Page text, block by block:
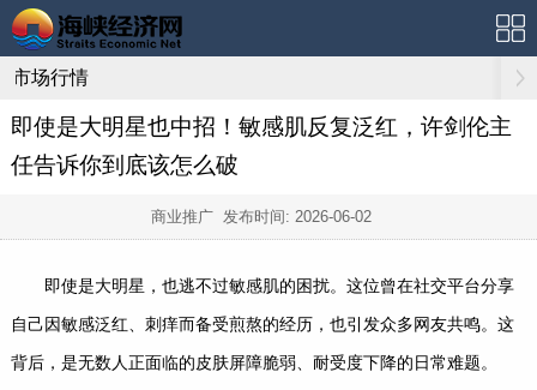
市场行情
即使是大明星也中招！敏感肌反复泛红，许剑伦主
任告诉你到底该怎么破
商业推广 发布时间: 2026-06-02
即使是大明星，也逃不过敏感肌的困扰。这位曾在社交平台分享
自己因敏感泛红、刺痒而备受煎熬的经历，也引发众多网友共鸣。这
背后，是无数人正面临的皮肤屏障脆弱、耐受度下降的日常难题。